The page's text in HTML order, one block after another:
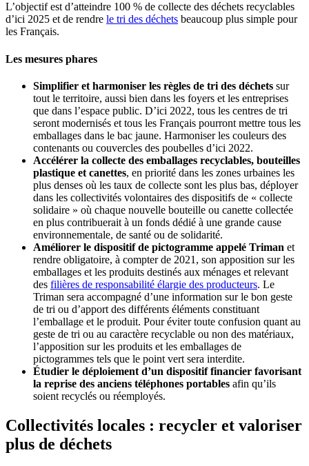
L’objectif est d’atteindre 100 % de collecte des déchets recyclables
d’ici 2025 et de rendre le tri des déchets beaucoup plus simple pour
les Français.
Les mesures phares
Simplifier et harmoniser les règles de tri des déchets sur
tout le territoire, aussi bien dans les foyers et les entreprises
que dans l’espace public. D’ici 2022, tous les centres de tri
seront modernisés et tous les Français pourront mettre tous les
emballages dans le bac jaune. Harmoniser les couleurs des
contenants ou couvercles des poubelles d’ici 2022.
Accélérer la collecte des emballages recyclables, bouteilles
plastique et canettes, en priorité dans les zones urbaines les
plus denses où les taux de collecte sont les plus bas, déployer
dans les collectivités volontaires des dispositifs de « collecte
solidaire » où chaque nouvelle bouteille ou canette collectée
en plus contribuerait à un fonds dédié à une grande cause
environnementale, de santé ou de solidarité.
Améliorer le dispositif de pictogramme appelé Triman et
rendre obligatoire, à compter de 2021, son apposition sur les
emballages et les produits destinés aux ménages et relevant
des filières de responsabilité élargie des producteurs. Le
Triman sera accompagné d’une information sur le bon geste
de tri ou d’apport des différents éléments constituant
l’emballage et le produit. Pour éviter toute confusion quant au
geste de tri ou au caractère recyclable ou non des matériaux,
l’apposition sur les produits et les emballages de
pictogrammes tels que le point vert sera interdite.
Étudier le déploiement d’un dispositif financier favorisant
la reprise des anciens téléphones portables afin qu’ils
soient recyclés ou réemployés.
Collectivités locales : recycler et valoriser
plus de déchets